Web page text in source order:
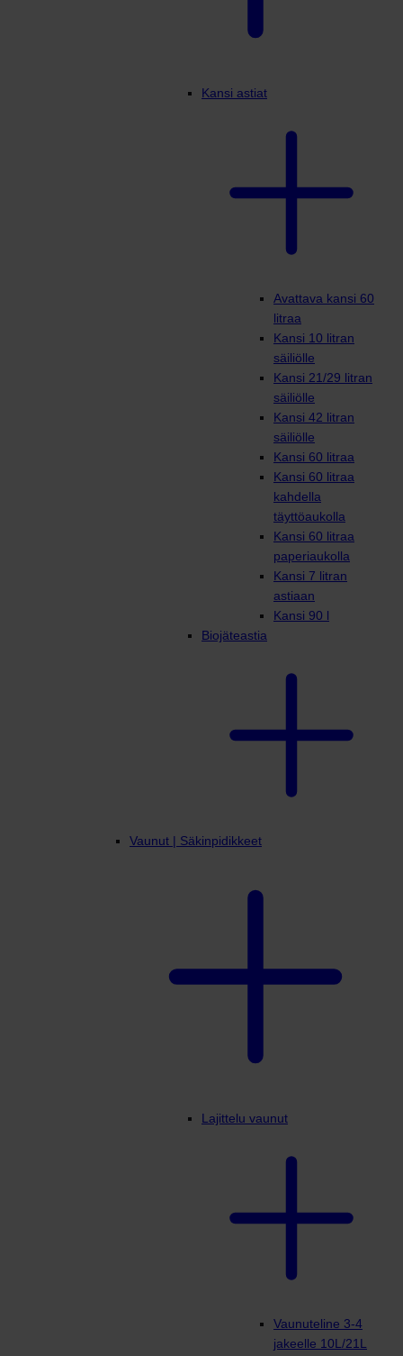
Kansi astiat
Avattava kansi 60
litraa
Kansi 10 litran
säiliölle
Kansi 21/29 litran
säiliölle
Kansi 42 litran
säiliölle
Kansi 60 litraa
Kansi 60 litraa
kahdella
täyttöaukolla
Kansi 60 litraa
paperiaukolla
Kansi 7 litran
astiaan
Kansi 90 l
Biojäteastia
Vaunut | Säkinpidikkeet
Lajittelu vaunut
Vaunuteline 3-4
jakeelle 10L/21L